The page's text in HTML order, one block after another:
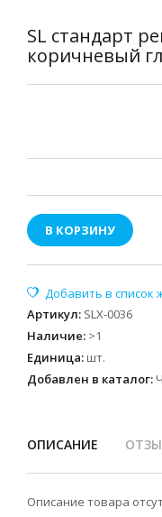
SL стандарт
коричневый
В КОРЗИНУ
Артикул: SLX-0036
Наличие: >1
Единица: шт.
Добавлен в каталог:
ОПИСАНИЕ
Описание товара